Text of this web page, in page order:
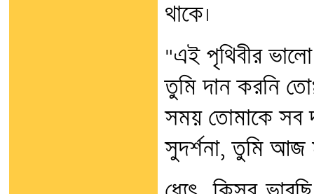
থাকে।
"এই পৃথিবীর
তুমি দান করনি
সময় তোমাকে সব
সুদর্শনা, তুমি আজ